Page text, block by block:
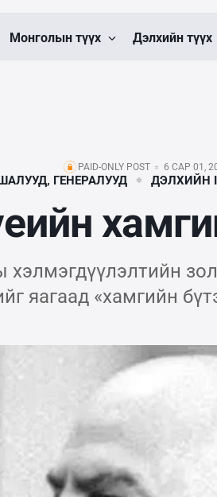
Монголын түүх Дэлхийн түүх
PAID-ONLY POST 6 САР 01,
ГЕНЕРАЛУУД ДЭЛХИЙН
хэлмэгдүүлэлтийн
яагаад «хамгийн